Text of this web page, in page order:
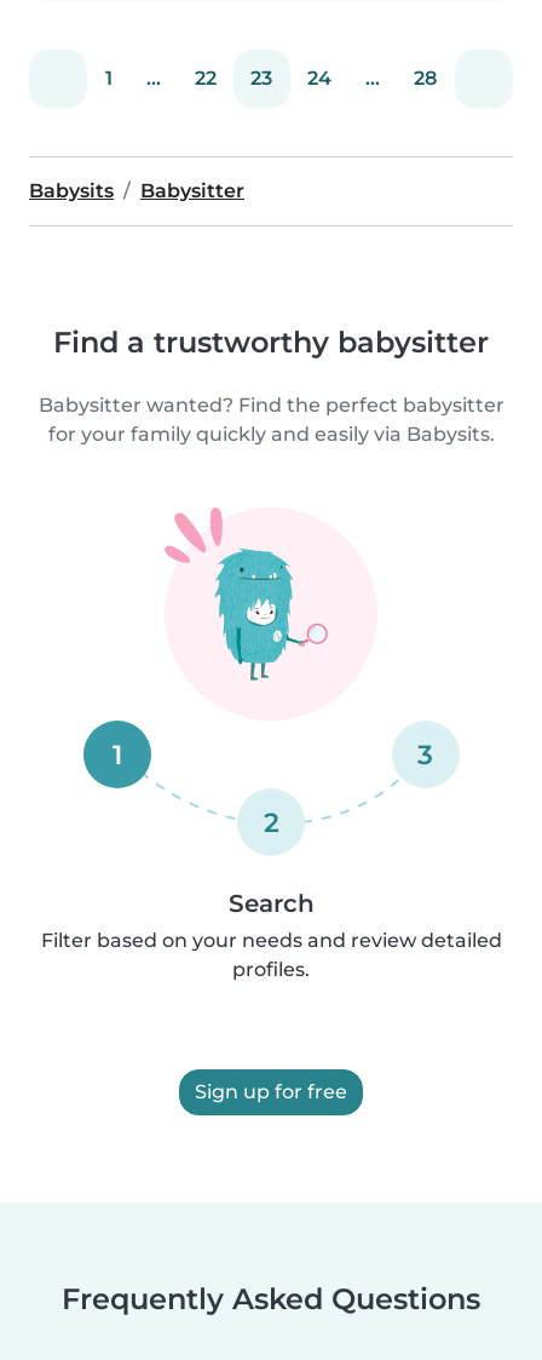
1 ... 22 23 24 ... 28
Babysits Babysitter
Find a trustworthy babysitter
Babysitter wanted? Find the perfect babysitter
for your family quickly and easily via Babysits.
1
2
3
Search
Filter based on your needs and review detailed
profiles.
Sign up for free
Frequently Asked Questions